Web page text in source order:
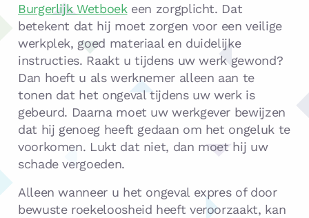
Burgerlijk Wetboekeen zorgplicht. Dat
betekent dat hij moet zorgen voor een veilige
werkplek, goed materiaal en duidelijke
instructies. Raakt u tijdens uw werk gewond?
Dan hoeft u als werknemer alleen aan te
tonen dat het ongeval tijdens uw werk is
gebeurd. Daarna moet uw werkgever bewijzen
dat hij genoeg heeft gedaan om het ongeluk te
voorkomen. Lukt dat niet, dan moet hij uw
schade vergoeden.
Alleen wanneer u het ongeval expres of door
bewuste roekeloosheid heeft veroorzaakt, kan